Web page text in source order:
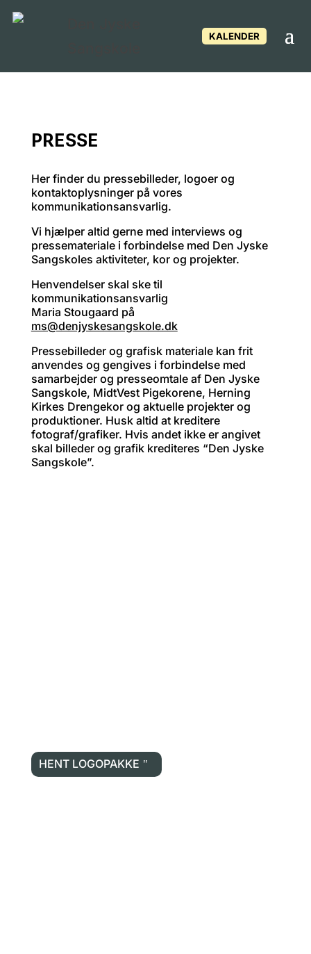
KALENDER
PRESSE
Her finder du pressebilleder, logoer og
kontaktoplysninger på vores
kommunikationsansvarlig.
Vi hjælper altid gerne med interviews og
pressemateriale i forbindelse med Den Jyske
Sangskoles aktiviteter, kor og projekter.
Henvendelser skal ske til
kommunikationsansvarlig
Maria Stougaard på
ms@denjyskesangskole.dk
Pressebilleder og grafisk materiale kan frit
anvendes og gengives i forbindelse med
samarbejder og presseomtale af Den Jyske
Sangskole, MidtVest Pigekorene, Herning
Kirkes Drengekor og aktuelle projekter og
produktioner. Husk altid at kreditere
fotograf/grafiker. Hvis andet ikke er angivet
skal billeder og grafik krediteres “Den Jyske
Sangskole”.
HENT LOGOPAKKE